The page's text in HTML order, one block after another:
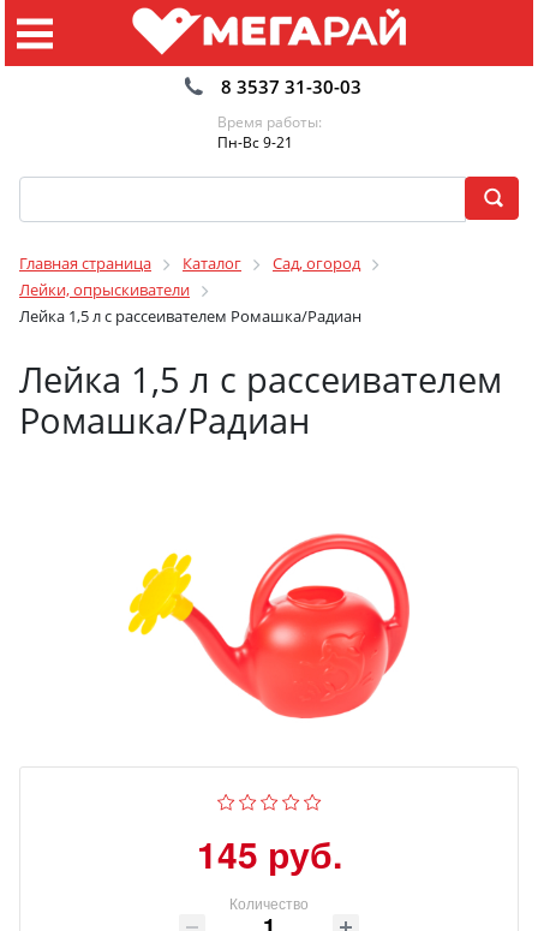
8 3537 31-30-03
Время работы:
Пн-Вс 9-21
Главная страница Каталог
Сад, огород
Лейки, опрыскиватели
Лейка 1,5 л с рассеивателем Ромашка/Радиан
Лейка 1,5 л с рассеивателем
Ромашка/Радиан
145 руб.
Количество